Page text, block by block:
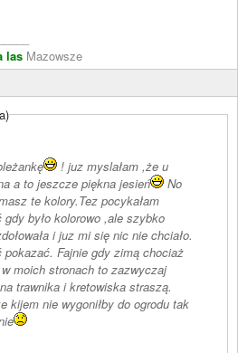
las Mazowsze
! juz myslałam ,że u
a to jeszcze piękna jesień
No
te kolory.Tez pocykałam
gdy było kolorowo ,ale szybko
i juz mi się nic nie chciało.
pokazać. Fajnie gdy zimą chociaż
moich stronach to zazwyczaj
trawnika i kretowiska straszą.
kijem nie wygoniłby do ogrodu tak